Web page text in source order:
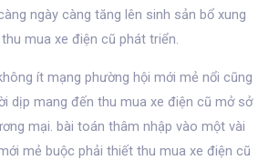
ngày càng tăng lên sinh sản bổ xung
mua xe điện cũ phát triển.
ít mạng phường hội mới mẻ nổi cũng
dịp mang đến thu mua xe điện cũ mở sở
mại. bài toán thâm nhập vào một vài
mẻ buộc phải thiết thu mua xe điện cũ